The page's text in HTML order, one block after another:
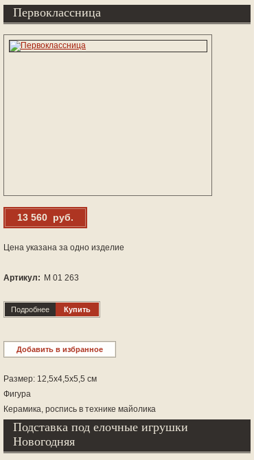
Первоклассница
13 560 руб.
Цена указана за одно изделие
Артикул: М 01 263
Подробнее Купить
Добавить в избранное
Размер: 12,5х4,5х5,5 см
Фигура
Керамика, роспись в технике майолика
Подставка под елочные игрушки
Новогодняя